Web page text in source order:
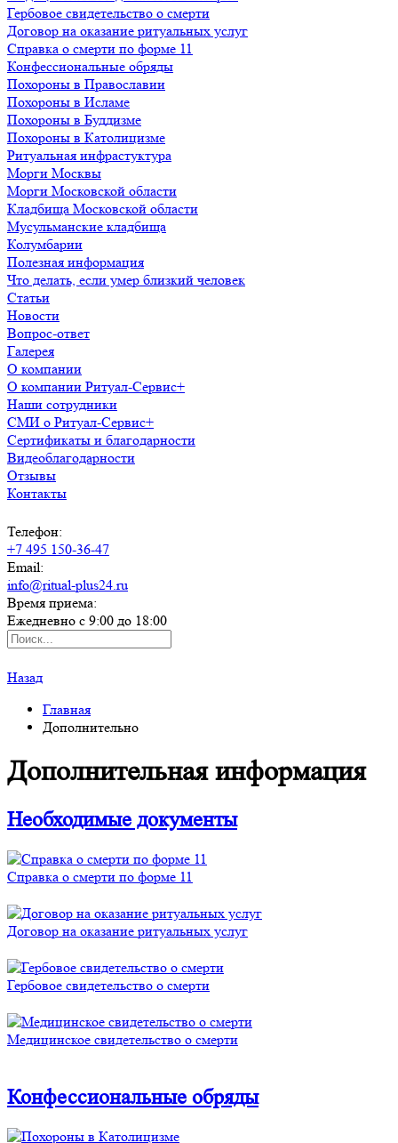
Гербовое свидетельство о смерти
Договор на оказание ритуальных услуг
Справка о смерти по форме 11
Конфессиональные обряды
Похороны в Православии
Похороны в Исламе
Похороны в Буддизме
Похороны в Католицизме
Ритуальная инфрастуктура
Морги Москвы
Морги Московской области
Кладбища Московской области
Мусульманские кладбища
Колумбарии
Полезная информация
Что делать, если умер близкий человек
Статьи
Новости
Вопрос-ответ
Галерея
О компании
О компании Ритуал-Сервис+
Наши сотрудники
СМИ о Ритуал-Сервис+
Сертификаты и благодарности
Видеоблагодарности
Отзывы
Контакты
Телефон:
+7 495 150-36-47
Email:
info@ritual-plus24.ru
Время приема:
Ежедневно с 9:00 до 18:00
Назад
Главная
Дополнительно
Дополнительная информация
Необходимые документы
Справка о смерти по форме 11
Договор на оказание ритуальных услуг
Гербовое свидетельство о смерти
Медицинское свидетельство о смерти
Конфессиональные обряды